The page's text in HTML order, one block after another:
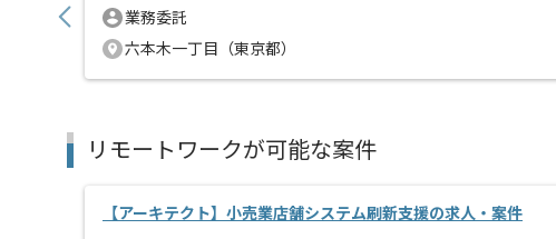
業務委託
六本木一丁目（東京都）
リモートワークが可能な案件
【アーキテクト】小売業店舗システム刷新支援の求人・案件